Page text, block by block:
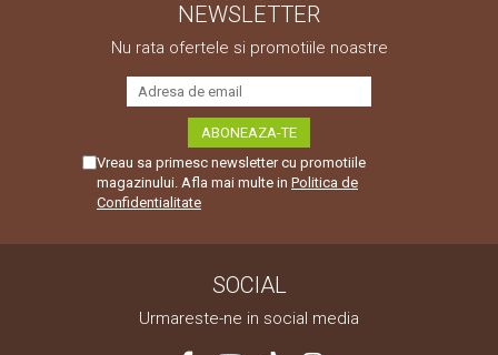
NEWSLETTER
Nu rata ofertele si promotiile noastre
Vreau sa primesc newsletter cu promotiile
magazinului. Afla mai multe in Politica de
Confidentialitate
SOCIAL
Urmareste-ne in social media